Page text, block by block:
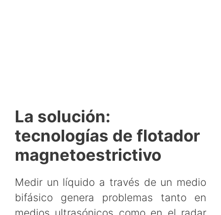
La solución:
tecnologías de flotador
magnetoestrictivo
Medir un líquido a través de un medio
bifásico genera problemas tanto en